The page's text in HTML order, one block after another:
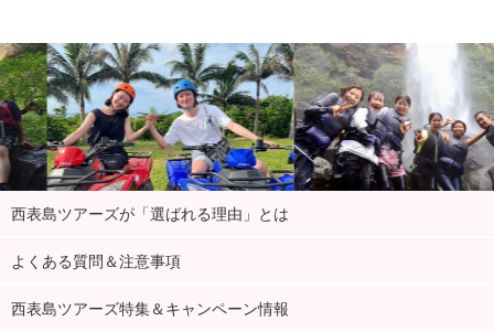
西表島ツアーズが「選ばれる理由」とは
よくある質問＆注意事項
西表島ツアーズ特集＆キャンペーン情報